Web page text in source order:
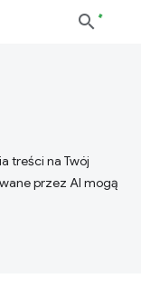
treści na Twój
przez AI mogą